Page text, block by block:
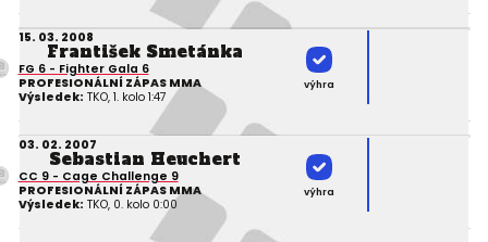
15. 03. 2008
František Smetánka
FG 6 - Fighter Gala 6
PROFESIONÁLNÍ ZÁPAS MMA
Výsledek: TKO, 1. kolo 1:47
výhra
03. 02. 2007
Sebastian Heuchert
CC 9 - Cage Challenge 9
PROFESIONÁLNÍ ZÁPAS MMA
Výsledek: TKO, 0. kolo 0:00
výhra